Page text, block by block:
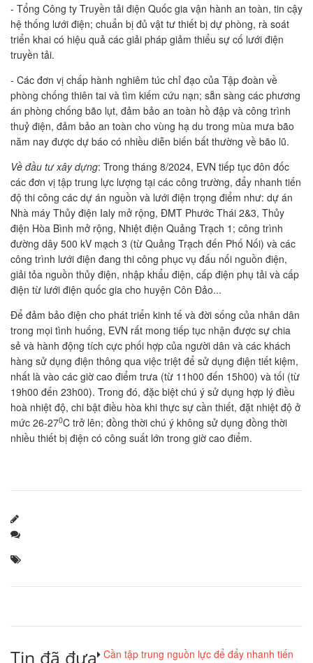
- Tổng Công ty Truyền tải điện Quốc gia vận hành an toàn, tin cậy
hệ thống lưới điện; chuẩn bị đủ vật tư thiết bị dự phòng, rà soát
triển khai có hiệu quả các giải pháp giảm thiểu sự cố lưới điện
truyền tải.
- Các đơn vị chấp hành nghiêm túc chỉ đạo của Tập đoàn về
phòng chống thiên tai và tìm kiếm cứu nạn; sẵn sàng các phương
án phòng chống bão lụt, đảm bảo an toàn hồ đập và công trình
thuỷ điện, đảm bảo an toàn cho vùng hạ du trong mùa mưa bão
năm nay được dự báo có nhiều diễn biến bất thường về bão lũ.
Về đầu tư xây dựng: Trong tháng 8/2024, EVN tiếp tục đôn đốc
các đơn vị tập trung lực lượng tại các công trường, đẩy nhanh tiến
độ thi công các dự án nguồn và lưới điện trọng điểm như: dự án
Nhà máy Thủy điện Ialy mở rộng, ĐMT Phước Thái 2&3, Thủy
điện Hòa Bình mở rộng, Nhiệt điện Quảng Trạch 1; công trình
đường dây 500 kV mạch 3 (từ Quảng Trạch đến Phố Nối) và các
công trình lưới điện đang thi công phục vụ đấu nối nguồn điện,
giải tỏa nguồn thủy điện, nhập khẩu điện, cấp điện phụ tải và cấp
điện từ lưới điện quốc gia cho huyện Côn Đảo...
Để đảm bảo điện cho phát triển kinh tế và đời sống của nhân dân
trong mọi tình huống, EVN rất mong tiếp tục nhận được sự chia
sẻ và hành động tích cực phối hợp của người dân và các khách
hàng sử dụng điện thông qua việc triệt để sử dụng điện tiết kiệm,
nhất là vào các giờ cao điểm trưa (từ 11h00 đến 15h00) và tối (từ
19h00 đến 23h00). Trong đó, đặc biệt chú ý sử dụng hợp lý điều
hoà nhiệt độ, chi bật điều hòa khi thực sự cần thiết, đặt nhiệt độ ở
mức 26-270C trở lên; đồng thời chú ý không sử dụng đồng thời
nhiều thiết bị điện có công suất lớn trong giờ cao điểm.
Tin đã đưa Cần tập trung nguồn lực để đẩy nhanh tiến